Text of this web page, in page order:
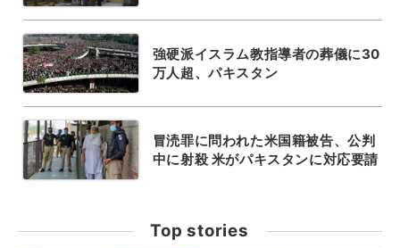
強硬派イスラム教指導者の葬儀に30
万人超、パキスタン
冒涜罪に問われた米国籍被告、公判
中に射殺 米がパキスタンに対応要請
Top stories